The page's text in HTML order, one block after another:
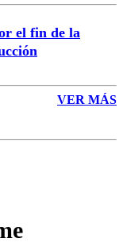
el fin de la
VER MÁS